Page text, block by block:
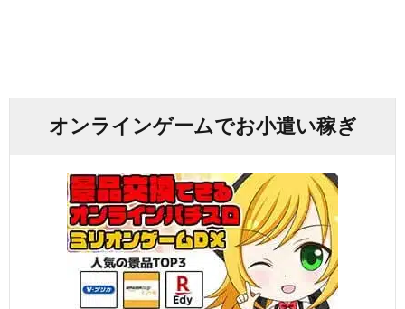
オンラインゲームでお小遣い稼ぎ